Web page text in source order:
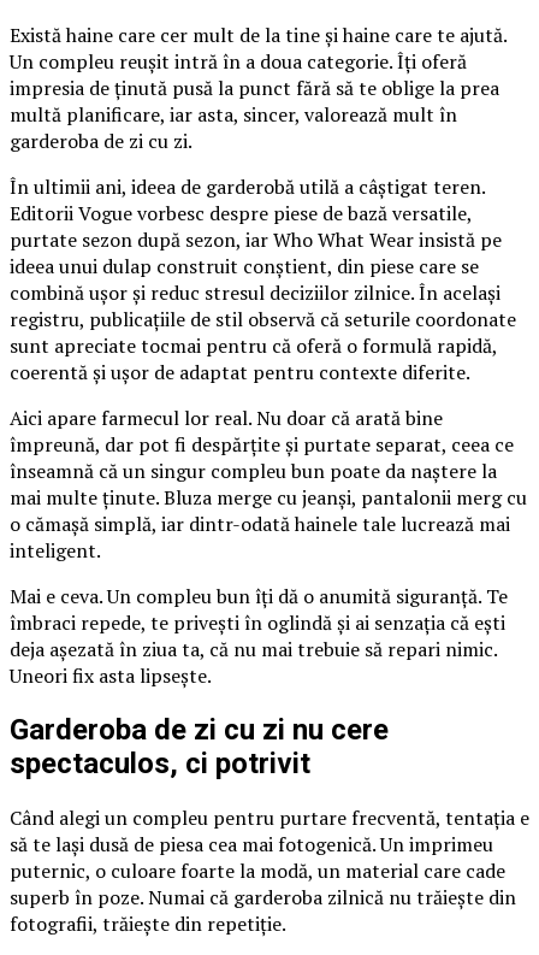
Există haine care cer mult de la tine și haine care te ajută.
Un compleu reușit intră în a doua categorie. Îți oferă
impresia de ținută pusă la punct fără să te oblige la prea
multă planificare, iar asta, sincer, valorează mult în
garderoba de zi cu zi.
În ultimii ani, ideea de garderobă utilă a câștigat teren.
Editorii Vogue vorbesc despre piese de bază versatile,
purtate sezon după sezon, iar Who What Wear insistă pe
ideea unui dulap construit conștient, din piese care se
combină ușor și reduc stresul deciziilor zilnice. În același
registru, publicațiile de stil observă că seturile coordonate
sunt apreciate tocmai pentru că oferă o formulă rapidă,
coerentă și ușor de adaptat pentru contexte diferite.
Aici apare farmecul lor real. Nu doar că arată bine
împreună, dar pot fi despărțite și purtate separat, ceea ce
înseamnă că un singur compleu bun poate da naștere la
mai multe ținute. Bluza merge cu jeanși, pantalonii merg cu
o cămașă simplă, iar dintr-odată hainele tale lucrează mai
inteligent.
Mai e ceva. Un compleu bun îți dă o anumită siguranță. Te
îmbraci repede, te privești în oglindă și ai senzația că ești
deja așezată în ziua ta, că nu mai trebuie să repari nimic.
Uneori fix asta lipsește.
Garderoba de zi cu zi nu cere
spectaculos, ci potrivit
Când alegi un compleu pentru purtare frecventă, tentația e
să te lași dusă de piesa cea mai fotogenică. Un imprimeu
puternic, o culoare foarte la modă, un material care cade
superb în poze. Numai că garderoba zilnică nu trăiește din
fotografii, trăiește din repetiție.